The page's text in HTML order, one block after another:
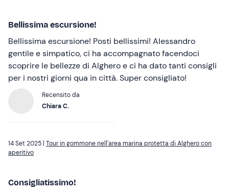
Bellissima escursione!
Bellissima escursione! Posti bellissimi! Alessandro
gentile e simpatico, ci ha accompagnato facendoci
scoprire le bellezze di Alghero e ci ha dato tanti consigli
per i nostri giorni qua in città. Super consigliato!
Recensito da
Chiara C.
14 Set 2025 | Tour in gommone nell'area marina protetta di Alghero con
aperitivo
Consigliatissimo!